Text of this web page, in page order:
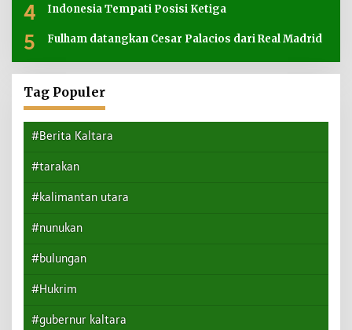
4 Indonesia Tempati Posisi Ketiga
5 Fulham datangkan Cesar Palacios dari Real Madrid
Tag Populer
#Berita Kaltara
#tarakan
#kalimantan utara
#nunukan
#bulungan
#Hukrim
#gubernur kaltara